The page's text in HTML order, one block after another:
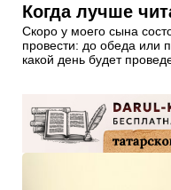
Когда лучше
Скоро у моего сына
провести: до обеда или
какой день будет